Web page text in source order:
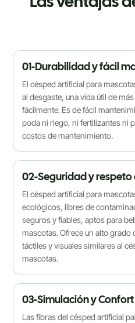
01-Durabilidad y fácil
El césped artificial para
al desgaste, una vida útil de
fácilmente. Es de fácil
poda ni riego, ni fertilizantes ni
costos de mantenimiento.
02-Seguridad y
El césped artificial para
ecológicos, libres de
seguros y fiables, aptos para
mascotas. Ofrece un alto
táctiles y visuales similares al
mascotas.
03-Simulación y Confort
Las fibras del césped artificial